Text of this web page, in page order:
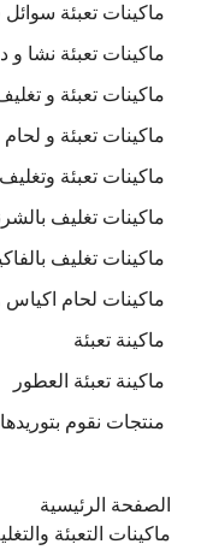
ماكينات تعبئة
ماكينات تعبئة نشا
ماكينات تعبئة و
ماكينات تعبئة و لحام
ماكينات تعبئة وتغليف
ماكينات تغليف
ماكينات تغليف
ماكينات لحام اكياس
ماكينة تعبئة
ماكينة تعبئة العطور
منتجات نقوم
الصفحة الرئيسية
ماكينات التعبئة